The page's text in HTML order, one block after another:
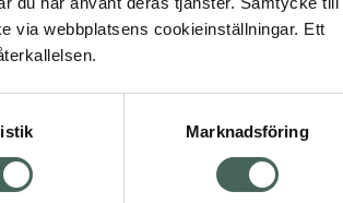
via webbplatsens cookieinställningar. Ett
Marknadsföring
Om recept och läkemedel